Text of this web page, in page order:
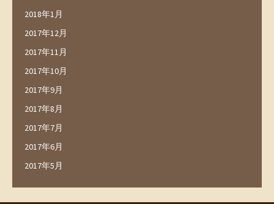
2018年1月
2017年12月
2017年11月
2017年10月
2017年9月
2017年8月
2017年7月
2017年6月
2017年5月